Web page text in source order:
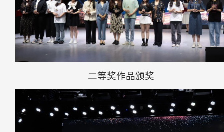
二等奖作品颁奖